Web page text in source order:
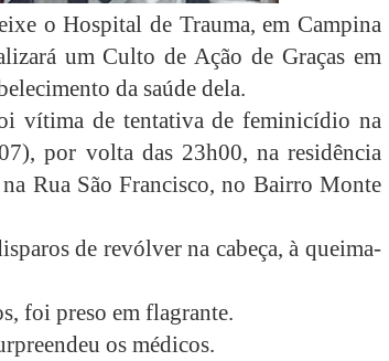
o Hospital de Trauma, em Campina
um Culto de Ação de Graças em
da saúde dela.
vítima de tentativa de feminicídio na
por volta das 23h00, na residência
Rua São Francisco, no Bairro Monte
de revólver na cabeça, à queima-
foi preso em flagrante.
os médicos.